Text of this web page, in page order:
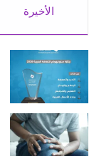
الأخيرة